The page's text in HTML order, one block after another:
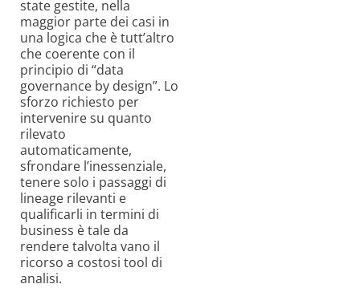
state gestite, nella
maggior parte dei casi in
una logica che è tutt’altro
che coerente con il
principio di “data
governance by design”. Lo
sforzo richiesto per
intervenire su quanto
rilevato
automaticamente,
sfrondare l’inessenziale,
tenere solo i passaggi di
lineage rilevanti e
qualificarli in termini di
business è tale da
rendere talvolta vano il
ricorso a costosi tool di
analisi.